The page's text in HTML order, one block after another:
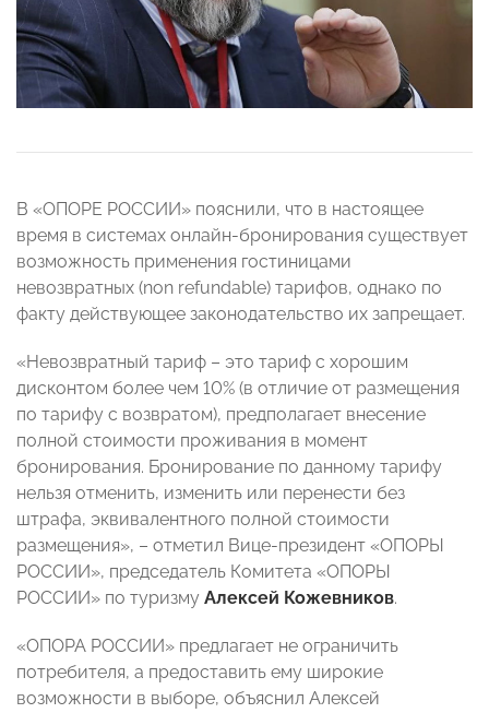
В «ОПОРЕ РОССИИ» пояснили, что в настоящее
время в системах онлайн-бронирования существует
возможность применения гостиницами
невозвратных (non refundable) тарифов, однако по
факту действующее законодательство их запрещает.
«Невозвратный тариф – это тариф с хорошим
дисконтом более чем 10% (в отличие от размещения
по тарифу с возвратом), предполагает внесение
полной стоимости проживания в момент
бронирования. Бронирование по данному тарифу
нельзя отменить, изменить или перенести без
штрафа, эквивалентного полной стоимости
размещения», – отметил Вице-президент «ОПОРЫ
РОССИИ», председатель Комитета «ОПОРЫ
РОССИИ» по туризму Алексей Кожевников.
«ОПОРА РОССИИ» предлагает не ограничить
потребителя, а предоставить ему широкие
возможности в выборе, объяснил Алексей